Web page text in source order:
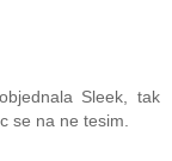
Sleek, tak
se na ne tesim.